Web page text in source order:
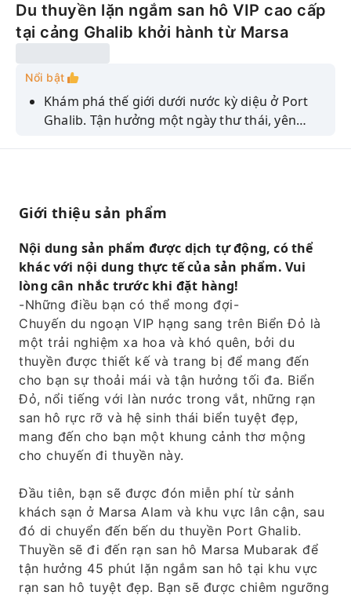
Du thuyền lặn ngắm san hô VIP cao cấp
tại cảng Ghalib khởi hành từ Marsa
Nổi bật
Khám phá thế giới dưới nước kỳ diệu ở Port
Ghalib. Tận hưởng một ngày thư thái, yên
Giới thiệu sản phẩm
Nội dung sản phẩm được dịch tự động, có thể
khác với nội dung thực tế của sản phẩm. Vui
lòng cân nhắc trước khi đặt hàng!
-Những điều bạn có thể mong đợi-
Chuyến du ngoạn VIP hạng sang trên Biển Đỏ là
một trải nghiệm xa hoa và khó quên, bởi du
thuyền được thiết kế và trang bị để mang đến
cho bạn sự thoải mái và tận hưởng tối đa. Biển
Đỏ, nổi tiếng với làn nước trong vắt, những rạn
san hô rực rỡ và hệ sinh thái biển tuyệt đẹp,
mang đến cho bạn một khung cảnh thơ mộng
cho chuyến đi thuyền này.
Đầu tiên, bạn sẽ được đón miễn phí từ sảnh
khách sạn ở Marsa Alam và khu vực lân cận, sau
đó di chuyển đến bến du thuyền Port Ghalib.
Thuyền sẽ đi đến rạn san hô Marsa Mubarak để
tận hưởng 45 phút lặn ngắm san hô tại khu vực
rạn san hô tuyệt đẹp. Bạn sẽ được chiêm ngưỡng